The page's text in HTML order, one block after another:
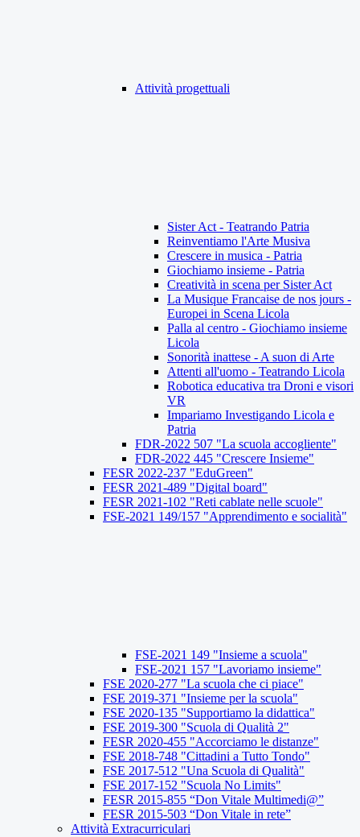
Attività progettuali
Sister Act - Teatrando Patria
Reinventiamo l'Arte Musiva
Crescere in musica - Patria
Giochiamo insieme - Patria
Creatività in scena per Sister Act
La Musique Francaise de nos jours -
Europei in Scena Licola
Palla al centro - Giochiamo insieme
Licola
Sonorità inattese - A suon di Arte
Attenti all'uomo - Teatrando Licola
Robotica educativa tra Droni e visori
VR
Impariamo Investigando Licola e
Patria
FDR-2022 507 "La scuola accogliente"
FDR-2022 445 "Crescere Insieme"
FESR 2022-237 "EduGreen"
FESR 2021-489 "Digital board"
FESR 2021-102 "Reti cablate nelle scuole"
FSE-2021 149/157 "Apprendimento e socialità"
FSE-2021 149 "Insieme a scuola"
FSE-2021 157 "Lavoriamo insieme"
FSE 2020-277 "La scuola che ci piace"
FSE 2019-371 "Insieme per la scuola"
FSE 2020-135 "Supportiamo la didattica"
FSE 2019-300 "Scuola di Qualità 2"
FESR 2020-455 "Accorciamo le distanze"
FSE 2018-748 "Cittadini a Tutto Tondo"
FSE 2017-512 "Una Scuola di Qualità"
FSE 2017-152 "Scuola No Limits"
FESR 2015-855 “Don Vitale Multimedi@”
FESR 2015-503 “Don Vitale in rete”
Attività Extracurriculari